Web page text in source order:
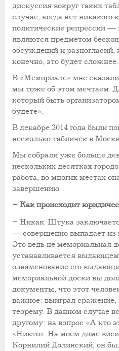
дискуссия вокруг таких
случае, когда нет никакого
политические репрессии
являются предметом
обсуждений и разногласий,
конечно, это будет сложнее.
В «Мемориале» мне
мы тоже об этом мечтаем.
который быть
будете».
В декабре 2014 года были
несколько табличек в
Мы собрали уже больше
нескольких десятках
работа, во многих местах
завершению.
– Как происходит
– Никак. Штука
— совершенно выпадает из
Это ведь не мемориальная
устанавливается
ознаменование его
мемориальной доски вы
документы, что этот
важное: выиграл сражение,
теорему. В данном случае
другому: на вопрос «А кто
«Никто». На моем доме
Корнилий Долинский, он